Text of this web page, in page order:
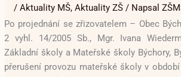
/Aktuality MŠ,Aktuality ZŠ / Napsal
Po projednání se zřizovatelem – Obec
2 vyhl. 14/2005 Sb., Mgr. Ivana
Základní školy a Mateřské školy Býchory,
přerušení provozu mateřské školy v